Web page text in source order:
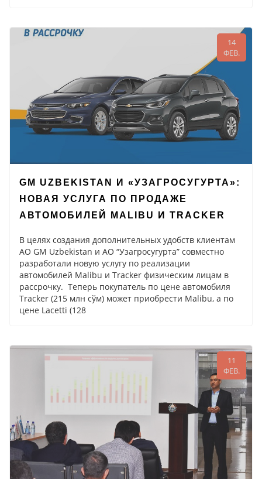
14
ФЕВ.
GM UZBEKISTAN И «УЗАГРОСУГУРТА»:
НОВАЯ УСЛУГА ПО ПРОДАЖЕ
АВТОМОБИЛЕЙ MALIBU И TRACKER
В целях создания дополнительных удобств клиентам
АО GM Uzbekistan и АО “Узагросугурта” совместно
разработали новую услугу по реализации
автомобилей Malibu и Tracker физическим лицам в
рассрочку. Теперь покупатель по цене автомобиля
Tracker (215 млн сўм) может приобрести Malibu, а по
цене Lacetti (128
11
ФЕВ.